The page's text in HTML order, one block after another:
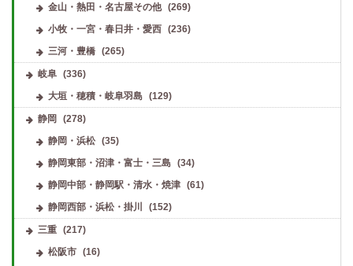
金山・熱田・名古屋その他
(269)
小牧・一宮・春日井・愛西
(236)
三河・豊橋
(265)
岐阜 (336)
大垣・穂積・岐阜羽島
(129)
静岡
(278)
静岡・浜松
(35)
静岡東部・沼津・富士・三島
(34)
静岡中部・静岡駅・清水・焼津
(61)
静岡西部・浜松・掛川
(152)
三重 (217)
松阪市
(16)